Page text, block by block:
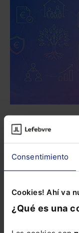
Consentimiento
Cookies! Ahí va
¿Qué es una